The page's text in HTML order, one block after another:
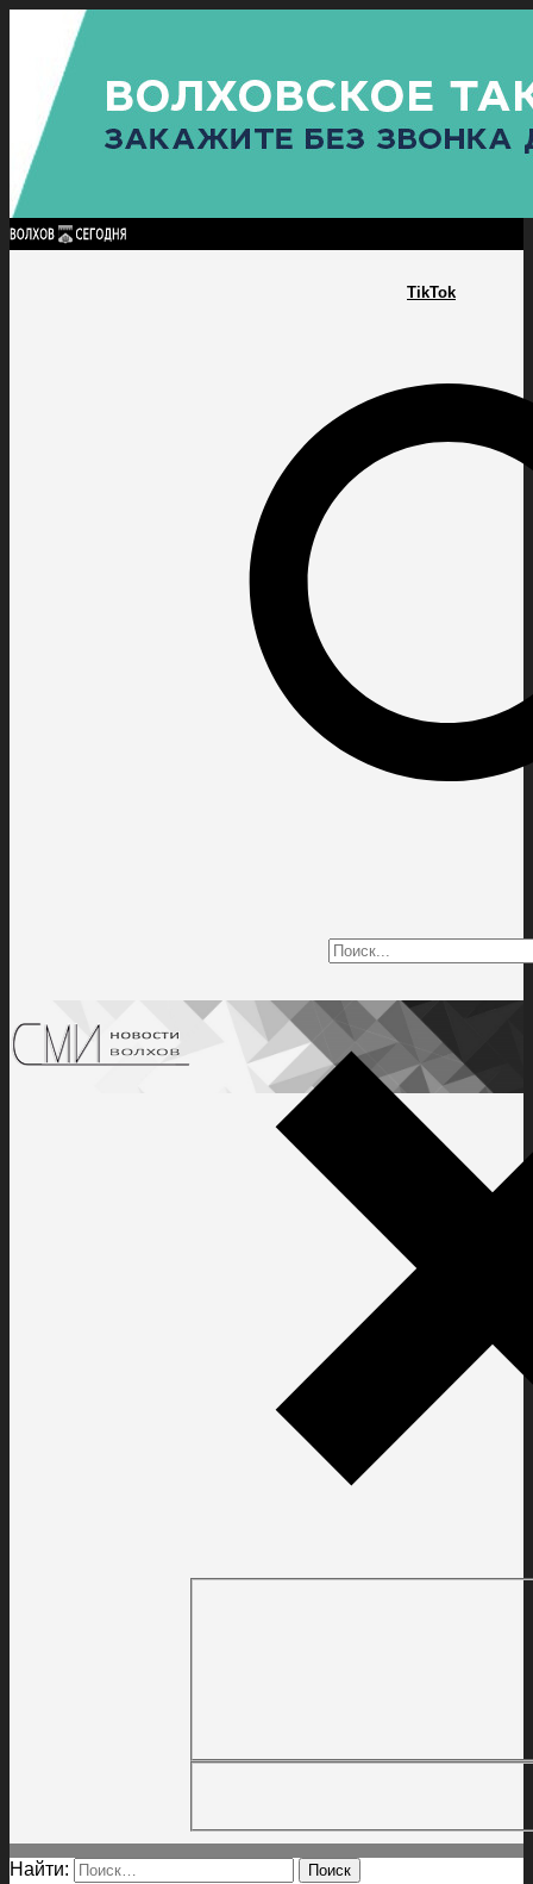
TikTok
Найти:
Найти:
ГЛАВНАЯ ПОЛИТИКАПРОИСШЕСТВИЯ ПРОКУРАТУРАСПОРТ
ПОЛИТИКА
КУЛЬТУРА
ПОСЕЛЕНИЯ